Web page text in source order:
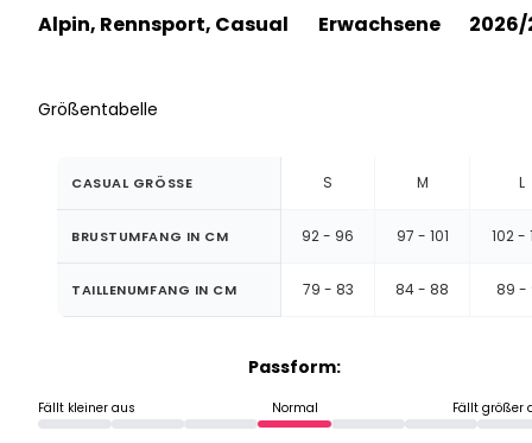
Alpin, Rennsport, Casual Erwachsene 2026/
Größentabelle
CASUAL GRÖSSE S M L
BRUSTUMFANG IN CM 92 - 96 97 - 101 102 -
TAILLENUMFANG IN CM 79 - 83 84 - 88 89 -
Passform:
Fällt kleiner aus Normal Fällt größer